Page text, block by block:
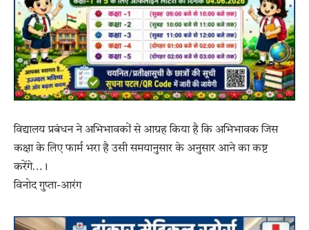
विद्यालय प्रबंधन ने अभिभावकों से आग्रह किया है कि अभिभावक जिस
कक्षा के लिए फार्म भरा है उसी समयानुसार के अनुसार आने का कष्ट
करेंगे…।
विनोद गुप्ता-आरंग